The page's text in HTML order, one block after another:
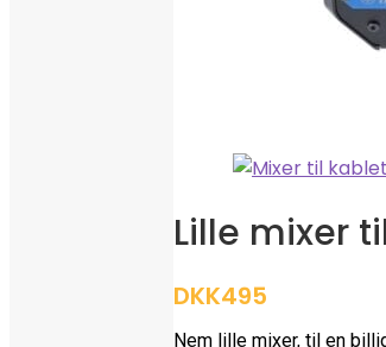
Lille mixer
DKK495
Nem lille mixer, til en